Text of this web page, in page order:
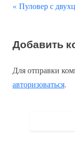
записям
П
д
д
у
Пуловер с
Добавить
Для отправки
авторизоваться.